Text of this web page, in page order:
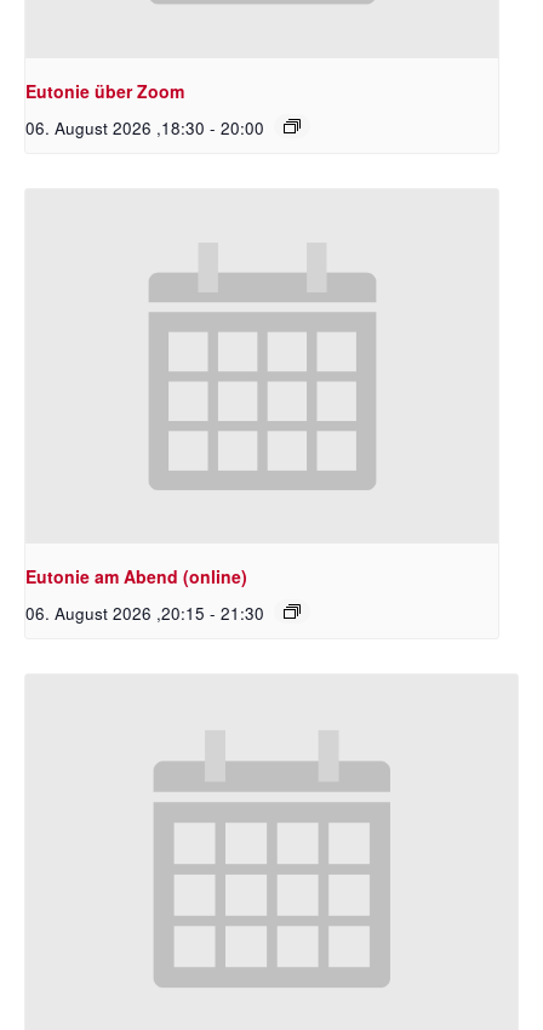
Eutonie über Zoom
06. August 2026 ,18:30 - 20:00
Eutonie am Abend (online)
06. August 2026 ,20:15 - 21:30